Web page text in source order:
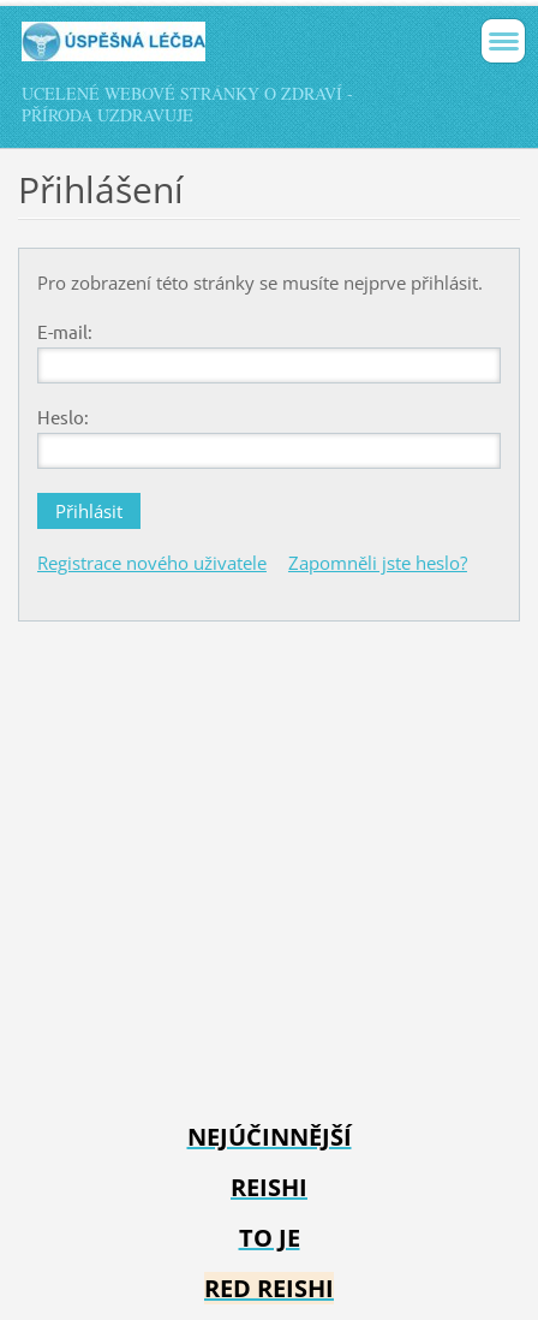
UCELENÉ WEBOVÉ STRÁNKY O ZDRAVÍ -
PŘÍRODA UZDRAVUJE
Přihlášení
Pro zobrazení této stránky se musíte nejprve přihlásit.
E-mail:
Heslo:
Registrace nového uživatele Zapomněli jste heslo?
NEJÚČINNĚJŠÍ
REISHI
TO JE
RED REISHI